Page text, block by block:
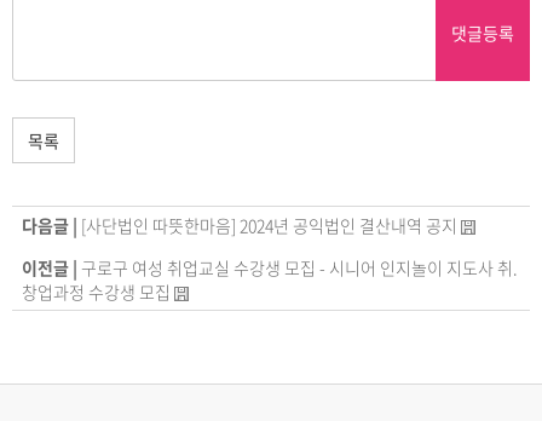
댓글등록
목록
다음글 | [사단법인 따뜻한마음] 2024년 공익법인 결산내역 공지
이전글 | 구로구 여성 취업교실 수강생 모집 - 시니어 인지놀이 지도사 취.
창업과정 수강생 모집